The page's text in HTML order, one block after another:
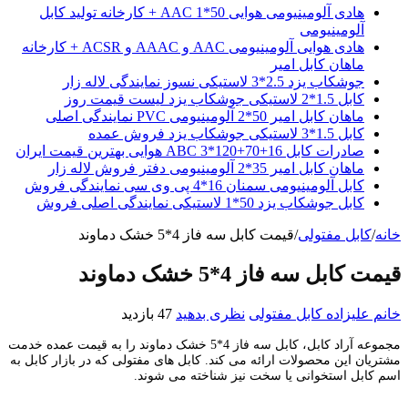
هادی آلومینیومی هوایی 50*1 AAC + کارخانه تولید کابل
آلومینیومی
هادی هوایی آلومینیومی AAC و AAAC و ACSR + کارخانه
ماهان کابل امیر
جوشکاب یزد 2.5*3 لاستیکی نسوز نمایندگی لاله زار
کابل 1.5*2 لاستیکی جوشکاب یزد لیست قیمت روز
ماهان کابل امیر 50*2 آلومینیومی PVC نمایندگی اصلی
کابل 1.5*3 لاستیکی جوشکاب یزد فروش عمده
صادرات کابل 16+70+120*3 ABC هوایی بهترین قیمت ایران
ماهان کابل امیر 35*2 آلومینیومی دفتر فروش لاله زار
کابل آلومینیومی سمنان 16*4 پی وی سی نمایندگی فروش
کابل جوشکاب یزد 50*1 لاستیکی نمایندگی اصلی فروش
خانه/کابل مفتولی/قیمت کابل سه فاز 4*5 خشک دماوند
قیمت کابل سه فاز 4*5 خشک دماوند
خانم علیزاده کابل مفتولی نظری بدهید 47 بازدید
مجموعه آراد کابل، کابل سه فاز 4*5 خشک دماوند را به قیمت عمده خدمت
مشتریان این محصولات ارائه می کند. کابل های مفتولی که در بازار کابل به
اسم کابل استخوانی یا سخت نیز شناخته می شوند.